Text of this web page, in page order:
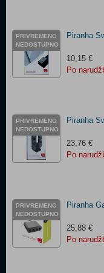
PRIVREMENO
NEDOSTUPNO
Piranha
10,15 €
Po
PRIVREMENO
NEDOSTUPNO
Piranha
23,76 €
Po
PRIVREMENO
NEDOSTUPNO
Piranha
25,88 €
Po